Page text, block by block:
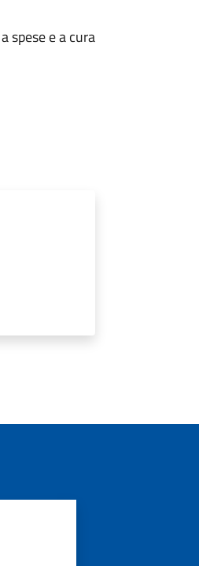
spese e a cura